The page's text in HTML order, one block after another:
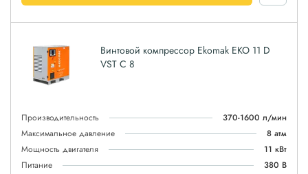
Винтовой компрессор Ekomak EKO 11 D
VST C 8
Производительность
370-1600 л/мин
Максимальное давление
8 атм
Мощность двигателя
11 кВт
Питание
380 В